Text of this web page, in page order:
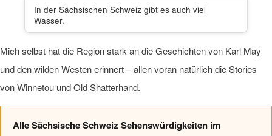
In der Sächsischen Schweiz gibt es auch viel
Wasser.
Mich selbst hat die Region stark an die Geschichten von Karl May
und den wilden Westen erinnert – allen voran natürlich die Stories
von Winnetou und Old Shatterhand.
Alle Sächsische Schweiz Sehenswürdigkeiten im